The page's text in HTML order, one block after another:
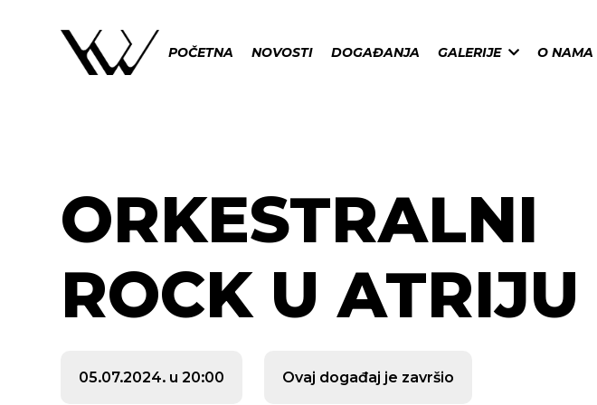
POČETNA NOVOSTI DOGAĐANJA GALERIJE O NAMA
ORKESTRALNI
ROCK U ATRIJU
05.07.2024. u 20:00 Ovaj događaj je završio